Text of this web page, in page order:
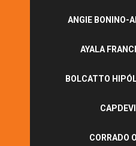
ANGIE BONINO-
AYALA
BOLCATTO
CORRADO